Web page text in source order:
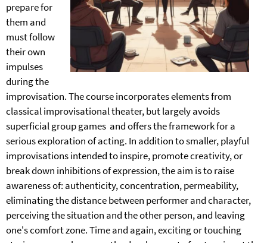
prepare for
them and
must follow
their own
impulses
during the
improvisation. The course incorporates elements from
classical improvisational theater, but largely avoids
superficial group games and offers the framework for a
serious exploration of acting. In addition to smaller, playful
improvisations intended to inspire, promote creativity, or
break down inhibitions of expression, the aim is to raise
awareness of: authenticity, concentration, permeability,
eliminating the distance between performer and character,
perceiving the situation and the other person, and leaving
one's comfort zone. Time and again, exciting or touching